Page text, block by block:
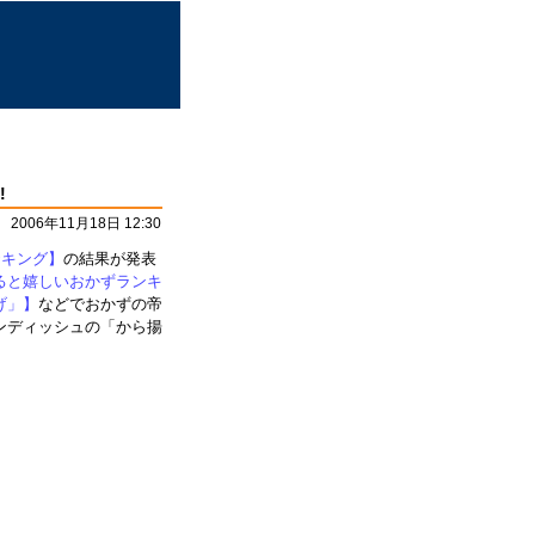
2006年11月18日 12:30
ング】 の結果が発表
と嬉しいおかずランキ
】 などでおかずの帝
ディッシュの「から揚